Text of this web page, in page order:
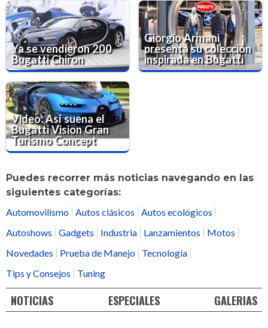
Ya se vendieron 200
Bugatti Chiron
Giorgio Armani
presenta su colección
inspirada en Bugatti
Video: Así suena el
Bugatti Vision Gran
Turismo Concept
Puedes recorrer más noticias navegando en las
siguientes categorías:
Automovilismo Autos clásicos
Autos ecológicos
Autoshows
Gadgets Industria Lanzamientos
Motos
Novedades
Prueba de Manejo
Tecnología
Tips y Consejos
Tuning
NOTICIAS ESPECIALES GALERIAS